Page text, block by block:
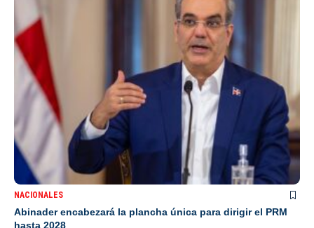
NACIONALES
Abinader encabezará la plancha única para dirigir el PRM
hasta 2028